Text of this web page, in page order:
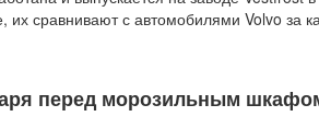
сравнивают с автомобилями Volvo за
перед морозильным